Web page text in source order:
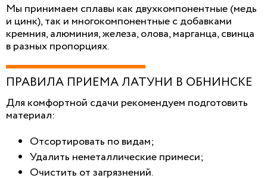
Мы принимаем сплавы как двухкомпонентные (медь
и цинк), так и многокомпонентные с добавками
кремния, алюминия, железа, олова, марганца, свинца
в разных пропорциях.
ПРАВИЛА ПРИЕМА ЛАТУНИ В ОБНИНСКЕ
Для комфортной сдачи рекомендуем подготовить
материал:
Отсортировать по видам;
Удалить неметаллические примеси;
Очистить от загрязнений.